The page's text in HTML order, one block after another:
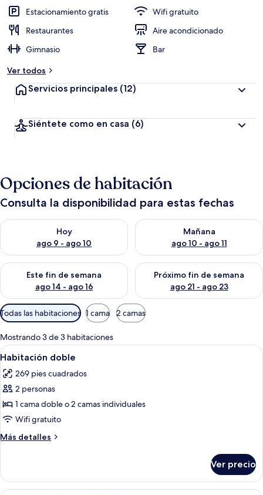
Estacionamiento gratis
Wifi gratuito
Restaurantes
Aire acondicionado
Gimnasio
Bar
Ver todos
Servicios principales (12)
Siéntete como en casa (6)
Opciones de habitación
Consulta la disponibilidad para estas fechas
Hoy
ago 9 - ago 10
Consulta la disponibilidad para hoy ago 9 - ago 10
Mañana
ago 10 - ago 11
Consulta la disponibilidad
Este fin de semana
ago 14 - ago 16
Consulta la disponibilidad para este fin de semana ago 14 -
Próximo fin de semana
ago 21 - ago 23
Consulta la disponibilidad
Filtros
disponibles
para
las
habitaciones
Todas las habitaciones 1 cama 2 camas
Mostrando 3 de 3 habitaciones
Abrir
todas
las
fotos
de
Habitación
doble
Una cama doble con colcha floral y
10
Habitación doble
269 pies cuadrados
2 personas
1 cama doble o 2 camas individuales
Wifi gratuito
Más detalles
Más
doble
Ver precio